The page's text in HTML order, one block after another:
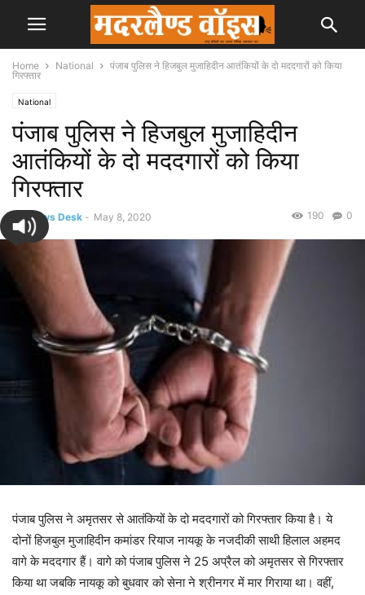
Home National
पंजाब पुलिस ने हिजबुल मुजाहिदीन आतंकियों के दो मददगारों को किया
गिरफ्तार
National
पंजाब पुलिस ने हिजबुल मुजाहिदीन
आतंकियों के दो मददगारों को किया
गिरफ्तार
By News Desk - May 8, 2020 0
190
पंजाब पुलिस ने अमृतसर से आतंकियों के दो मददगारों को गिरफ्तार किया है। ये
दोनों हिजबुल मुजाहिदीन कमांडर रियाज नायकू के नजदीकी साथी हिलाल अहमद
वागे के मददगार हैं। वागे को पंजाब पुलिस ने 25 अप्रैल को अमृतसर से गिरफ्तार
किया था जबकि नायकू को बुधवार को सेना ने श्रीनगर में मार गिराया था। वहीं,